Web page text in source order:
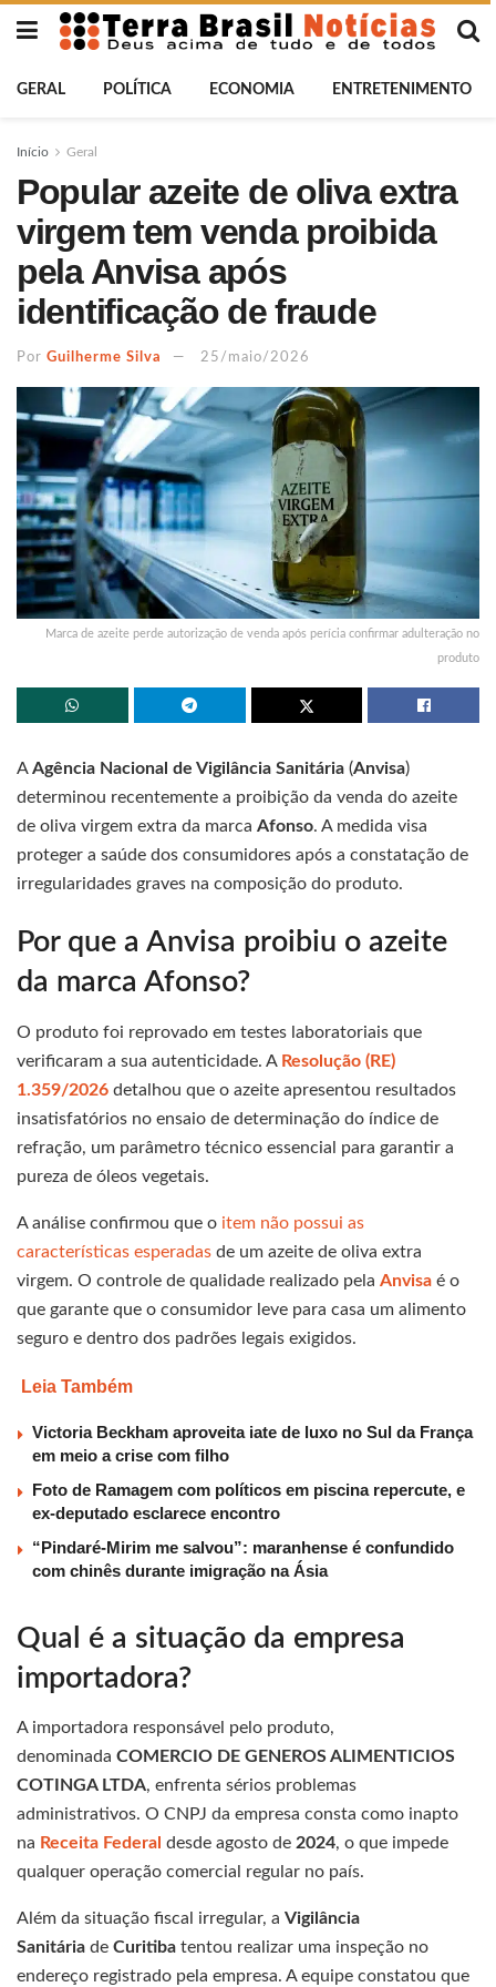
GERAL POLÍTICA ECONOMIA ENTRETENIMENTO
Início Geral
Popular azeite de oliva extra
virgem tem venda proibida
pela Anvisa após
identificação de fraude
Por Guilherme Silva 25/maio/2026
Marca de azeite perde autorização de venda após perícia confirmar adulteração no
produto
AAgência Nacional de Vigilância Sanitária (Anvisa)
determinou recentemente a proibição da venda do azeite
de oliva virgem extra da marca Afonso. A medida visa
proteger a saúde dos consumidores após a constatação de
irregularidades graves na composição do produto.
Por que a Anvisa proibiu o azeite
da marca Afonso?
O produto foi reprovado em testes laboratoriais que
verificaram a sua autenticidade. A Resolução (RE)
1.359/2026 detalhou que o azeite apresentou resultados
insatisfatórios no ensaio de determinação do índice de
refração, um parâmetro técnico essencial para garantir a
pureza de óleos vegetais.
A análise confirmou que o item não possui as
características esperadas de um azeite de oliva extra
virgem. O controle de qualidade realizado pela Anvisa é o
que garante que o consumidor leve para casa um alimento
seguro e dentro dos padrões legais exigidos.
Leia Também
Victoria Beckham aproveita iate de luxo no Sul da França
em meio a crise com filho
Foto de Ramagem com políticos em piscina repercute, e
ex-deputado esclarece encontro
“Pindaré-Mirim me salvou”: maranhense é confundido
com chinês durante imigração na Ásia
Qual é a situação da empresa
importadora?
A importadora responsável pelo produto,
denominada COMERCIO DE GENEROS ALIMENTICIOS
COTINGA LTDA, enfrenta sérios problemas
administrativos. O CNPJ da empresa consta como inapto
na Receita Federal desde agosto de 2024, o que impede
qualquer operação comercial regular no país.
Além da situação fiscal irregular, a Vigilância
Sanitária de Curitiba tentou realizar uma inspeção no
endereço registrado pela empresa. A equipe constatou que